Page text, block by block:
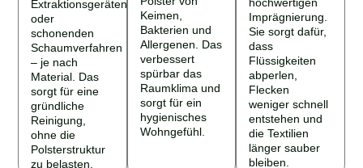
oder
schonenden
Schaumverfahren
– je nach
Material. Das
sorgt für eine
gründliche
Reinigung,
ohne die
Polsterstruktur
zu belasten.
Keimen,
Bakterien und
Allergenen. Das
verbessert
spürbar das
Raumklima und
sorgt für ein
hygienisches
Wohngefühl.
Imprägnierung.
Sie sorgt dafür,
dass
Flüssigkeiten
abperlen,
Flecken
weniger schnell
entstehen und
die Textilien
länger sauber
bleiben.